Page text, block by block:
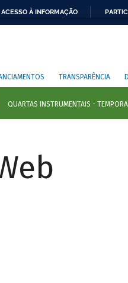
ACESSO À INFORMAÇÃO
TRANSPARÊNCIA